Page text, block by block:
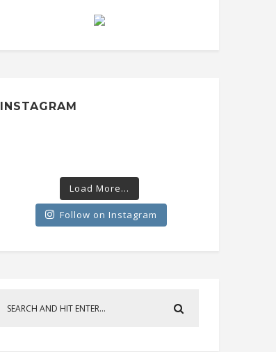
INSTAGRAM
Load More...
Follow on Instagram